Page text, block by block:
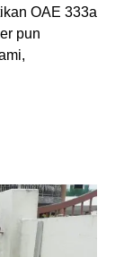
OAE 333a
pun